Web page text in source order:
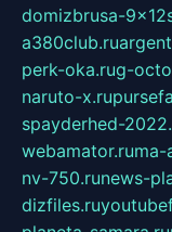
domizbrusa-
a380club.ru
perk-oka.rug-
naruto-x.ru
spayderhed-
webamator.ruma-
nv-750.runews-
dizfiles.ru